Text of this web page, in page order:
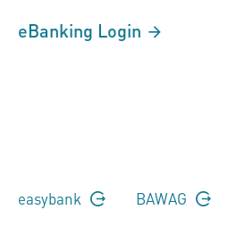
eBanking Login
easybank BAWAG